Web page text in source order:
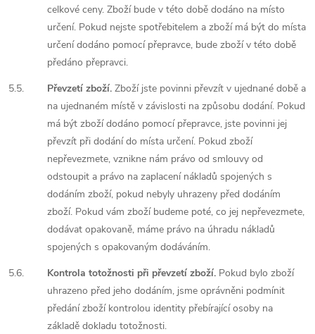
celkové ceny. Zboží bude v této době dodáno na místo
určení. Pokud nejste spotřebitelem a zboží má být do místa
určení dodáno pomocí přepravce, bude zboží v této době
předáno přepravci.
5.5.
Převzetí zboží. Zboží jste povinni převzít v ujednané době a
na ujednaném místě v závislosti na způsobu dodání. Pokud
má být zboží dodáno pomocí přepravce, jste povinni jej
převzít při dodání do místa určení. Pokud zboží
nepřevezmete, vznikne nám právo od smlouvy od
odstoupit a právo na zaplacení nákladů spojených s
dodáním zboží, pokud nebyly uhrazeny před dodáním
zboží. Pokud vám zboží budeme poté, co jej nepřevezmete,
dodávat opakovaně, máme právo na úhradu nákladů
spojených s opakovaným dodáváním.
5.6.
Kontrola totožnosti při převzetí zboží. Pokud bylo zboží
uhrazeno před jeho dodáním, jsme oprávněni podmínit
předání zboží kontrolou identity přebírající osoby na
základě dokladu totožnosti.